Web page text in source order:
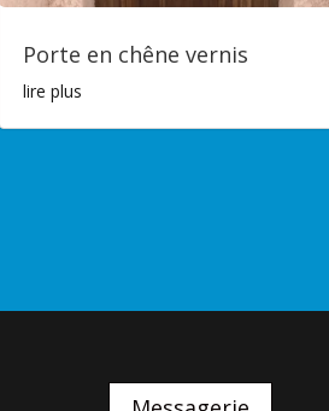
Porte en chêne vernis
lire plus